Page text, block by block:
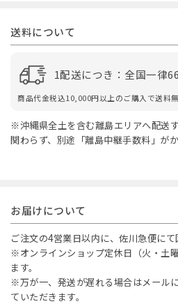
送料について
1配送につき：全国一律
商品代金税込10,000円以上のご購入で送料
※沖縄県全土を含む離島エリアへ配送
関わらず、別途「離島中継手数料」がか
お届けについて
ご注文の4営業日以内に、佐川急便にて
※オンラインショップ定休日（火・土
ます。
※万が一、発送が遅れる場合はメール
ていただきます。